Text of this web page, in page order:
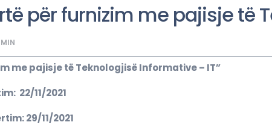
për furnizim me pajisje të
me pajisje të Teknologjisë Informative – IT”
22/11/2021
29/11/2021